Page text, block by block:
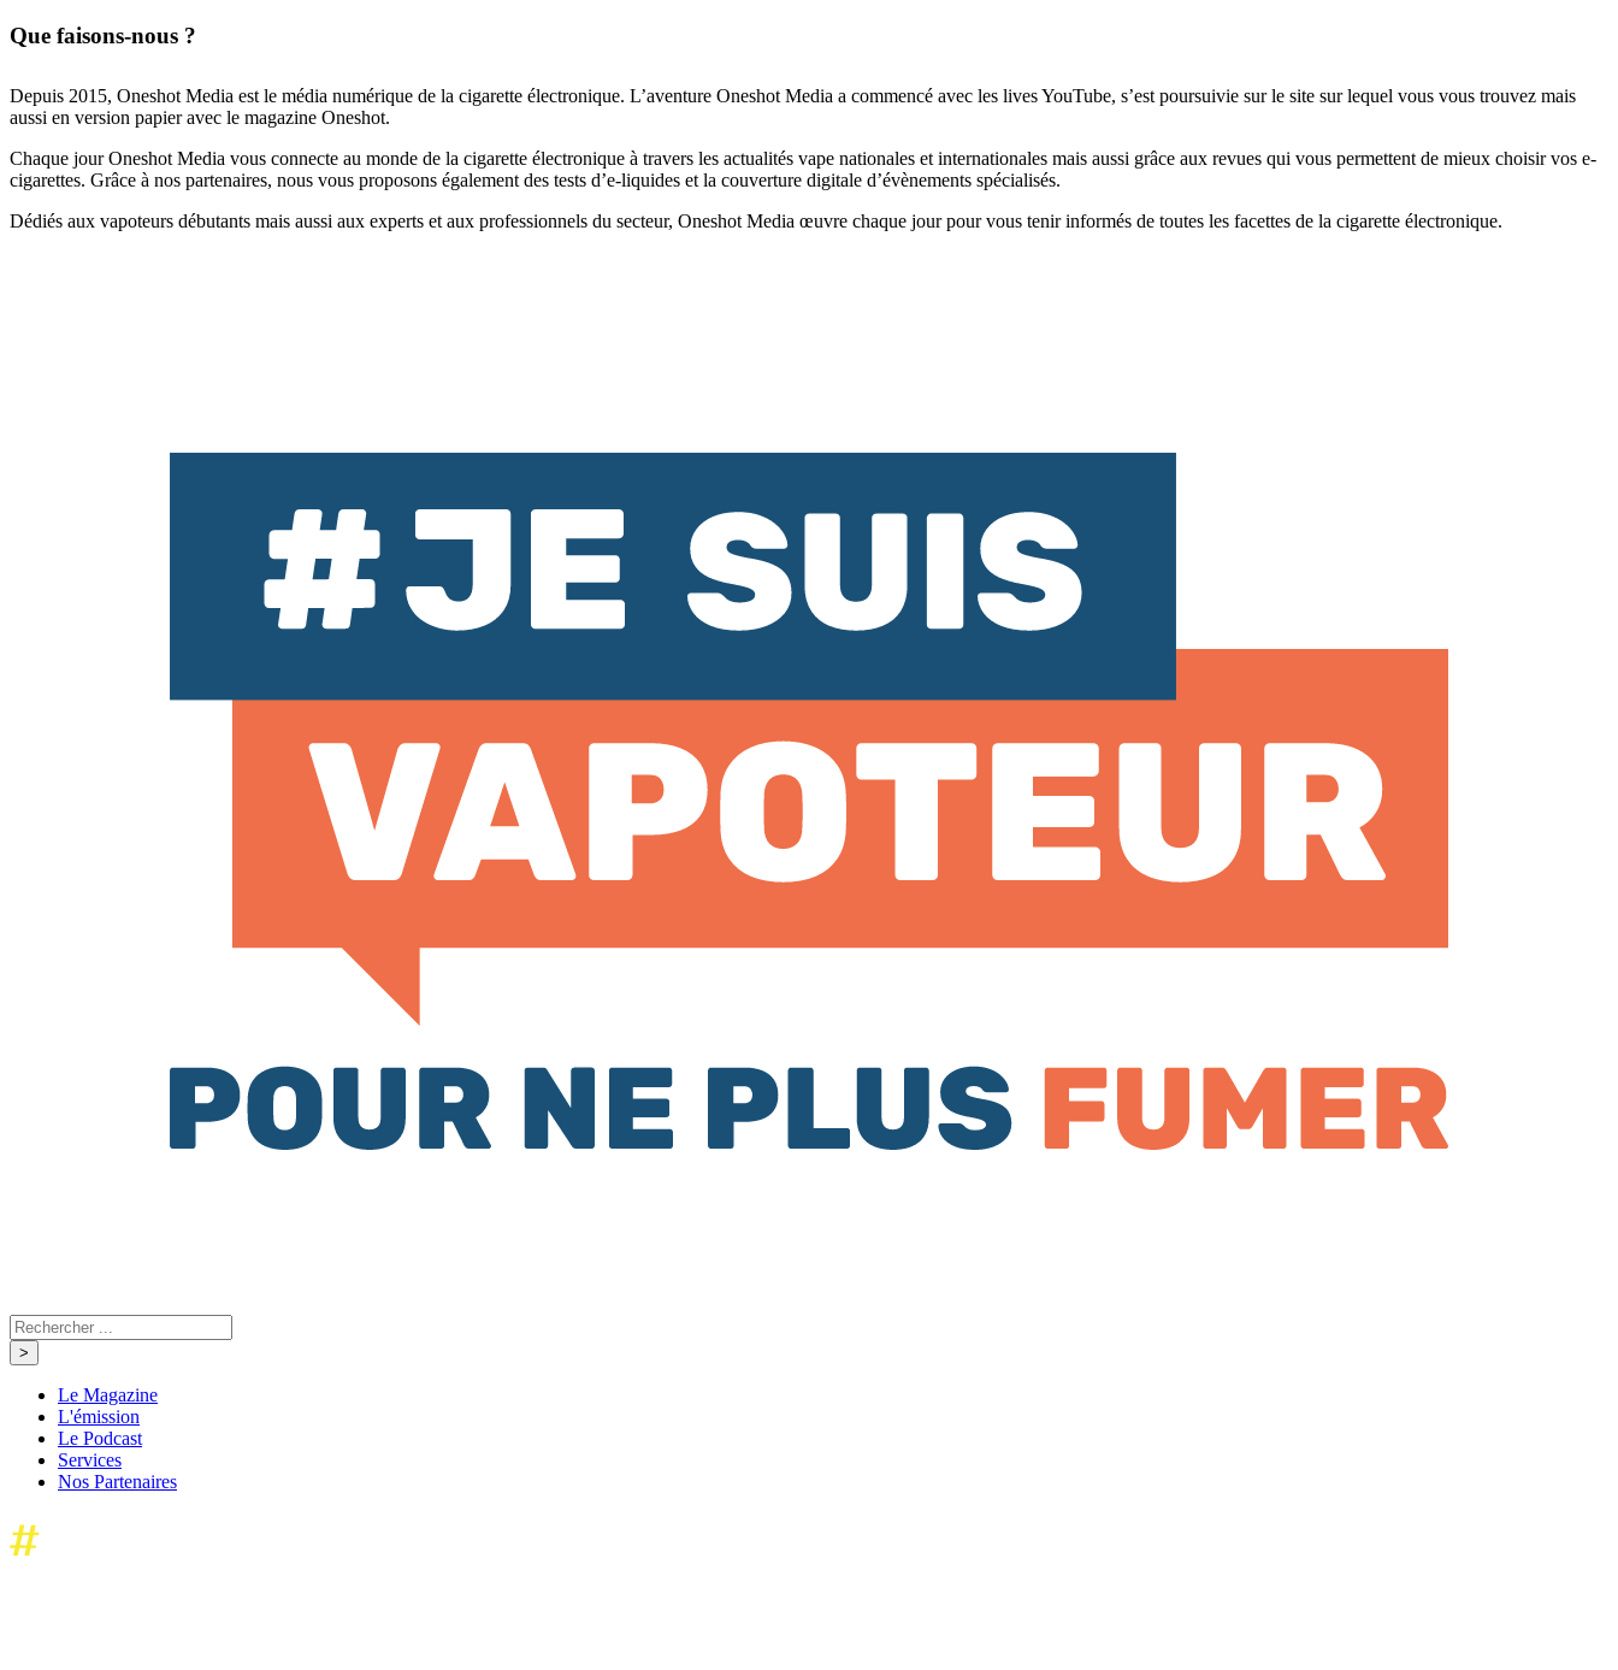
Que faisons-nous ?
Depuis 2015, Oneshot Media est le média numérique de la cigarette électronique. L’aventure Oneshot Media a commencé avec les lives YouTube, s’est poursuivie sur le site sur lequel vous vous trouvez mais
aussi en version papier avec le magazine Oneshot.
Chaque jour Oneshot Media vous connecte au monde de la cigarette électronique à travers les actualités vape nationales et internationales mais aussi grâce aux revues qui vous permettent de mieux choisir vos e-
cigarettes. Grâce à nos partenaires, nous vous proposons également des tests d’e-liquides et la couverture digitale d’évènements spécialisés.
Dédiés aux vapoteurs débutants mais aussi aux experts et aux professionnels du secteur, Oneshot Media œuvre chaque jour pour vous tenir informés de toutes les facettes de la cigarette électronique.
Le Magazine
L'émission
Le Podcast
Services
Nos Partenaires